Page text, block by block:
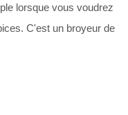
lorsque vous voudrez
C'est un broyeur de